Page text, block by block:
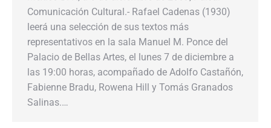
Comunicación Cultural.- Rafael Cadenas (1930)
leerá una selección de sus textos más
representativos en la sala Manuel M. Ponce del
Palacio de Bellas Artes, el lunes 7 de diciembre a
las 19:00 horas, acompañado de Adolfo Castañón,
Fabienne Bradu, Rowena Hill y Tomás Granados
Salinas.…